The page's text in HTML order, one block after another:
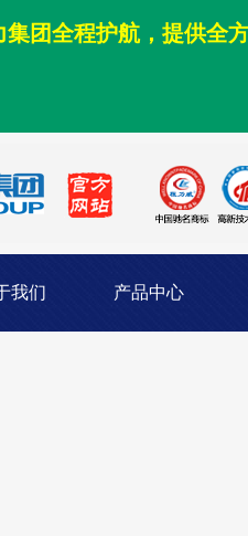
团全程护航，提供全
我们 产品中心